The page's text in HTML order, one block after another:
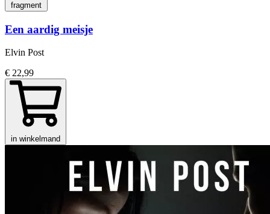
fragment
Een aardig meisje
Elvin Post
€ 22,99
in winkelmand